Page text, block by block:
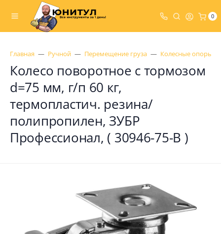
0
Главная Ручной Перемещение груза Колесные опоры
Колесо поворотное с тормозом
d=75 мм, г/п 60 кг,
термопластич. резина/
полипропилен, ЗУБР
Профессионал, ( 30946-75-B )